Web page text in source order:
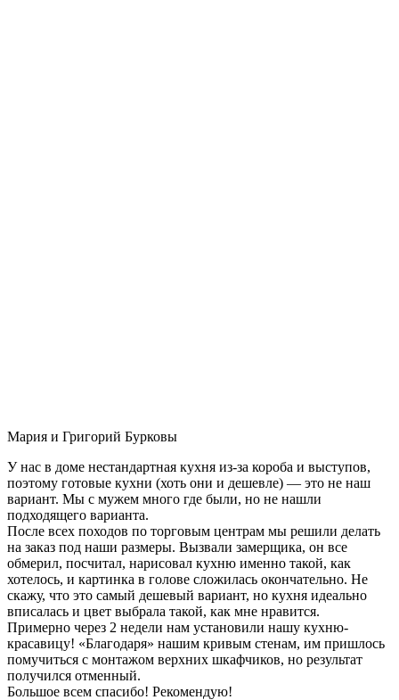
Мария и Григорий Бурковы
У нас в доме нестандартная кухня из-за короба и выступов,
поэтому готовые кухни (хоть они и дешевле) — это не наш
вариант. Мы с мужем много где были, но не нашли
подходящего варианта.
После всех походов по торговым центрам мы решили делать
на заказ под наши размеры. Вызвали замерщика, он все
обмерил, посчитал, нарисовал кухню именно такой, как
хотелось, и картинка в голове сложилась окончательно. Не
скажу, что это самый дешевый вариант, но кухня идеально
вписалась и цвет выбрала такой, как мне нравится.
Примерно через 2 недели нам установили нашу кухню-
красавицу! «Благодаря» нашим кривым стенам, им пришлось
помучиться с монтажом верхних шкафчиков, но результат
получился отменный.
Большое всем спасибо! Рекомендую!